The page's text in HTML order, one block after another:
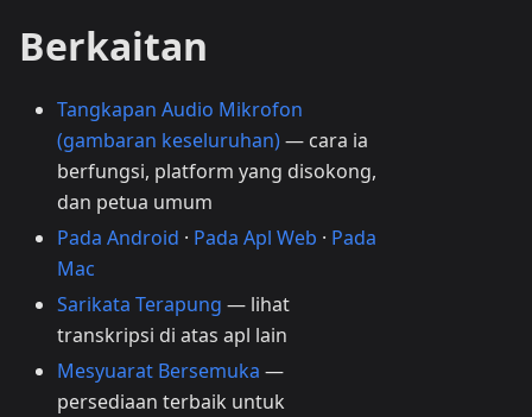
Berkaitan
Tangkapan Audio Mikrofon
(gambaran keseluruhan)— cara ia
berfungsi, platform yang disokong,
dan petua umum
Pada Android · Pada Apl Web · Pada
Mac
Sarikata Terapung — lihat
transkripsi di atas apl lain
Mesyuarat Bersemuka —
persediaan terbaik untuk